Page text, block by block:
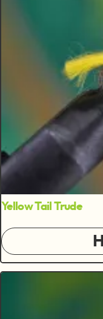
Yellow Tail Trude